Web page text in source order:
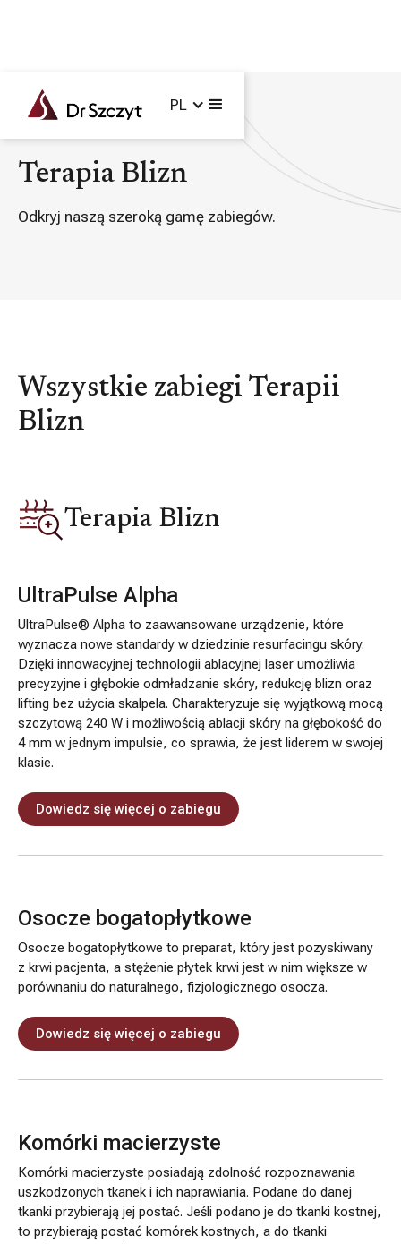
PL
Główna / Zabiegi /Terapia Blizn
Terapia Blizn
Odkryj naszą szeroką gamę zabiegów.
Wszystkie zabiegi Terapii
Blizn
Terapia Blizn
UltraPulse Alpha
UltraPulse® Alpha to zaawansowane urządzenie, które
wyznacza nowe standardy w dziedzinie resurfacingu skóry.
Dzięki innowacyjnej technologii ablacyjnej laser umożliwia
precyzyjne i głębokie odmładzanie skóry, redukcję blizn oraz
lifting bez użycia skalpela. Charakteryzuje się wyjątkową mocą
szczytową 240 W i możliwością ablacji skóry na głębokość do
4 mm w jednym impulsie, co sprawia, że jest liderem w swojej
klasie.
Dowiedz się więcej o zabiegu
Osocze bogatopłytkowe
Osocze bogatopłytkowe to preparat, który jest pozyskiwany
z krwi pacjenta, a stężenie płytek krwi jest w nim większe w
porównaniu do naturalnego, fizjologicznego osocza.
Dowiedz się więcej o zabiegu
Komórki macierzyste
Komórki macierzyste posiadają zdolność rozpoznawania
uszkodzonych tkanek i ich naprawiania. Podane do danej
tkanki przybierają jej postać. Jeśli podano je do tkanki kostnej,
to przybierają postać komórek kostnych, a do tkanki